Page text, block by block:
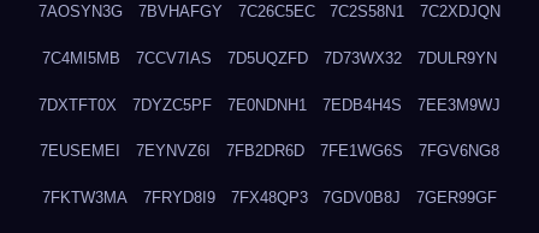
7AOSYN3G 7BVHAFGY 7C26C5EC 7C2S58N1 7C2XDJQN
7C4MI5MB 7CCV7IAS 7D5UQZFD 7D73WX32 7DULR9YN
7DXTFT0X 7DYZC5PF 7E0NDNH1 7EDB4H4S 7EE3M9WJ
7EUSEMEI 7EYNVZ6I 7FB2DR6D 7FE1WG6S 7FGV6NG8
7FKTW3MA 7FRYD8I9 7FX48QP3 7GDV0B8J 7GER99GF